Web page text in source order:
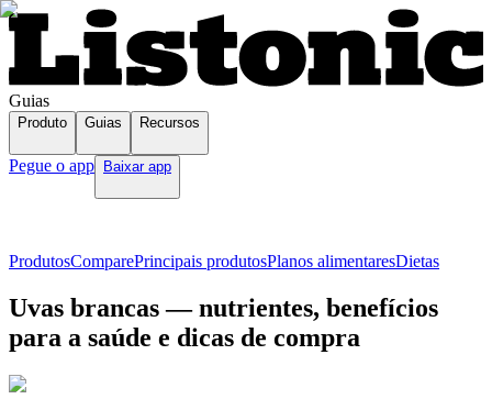
Guias
Produto Guias Recursos
Pegue o app Baixar app
ProdutosComparePrincipais produtosPlanos alimentaresDietas
Uvas brancas — nutrientes, benefícios
para a saúde e dicas de compra